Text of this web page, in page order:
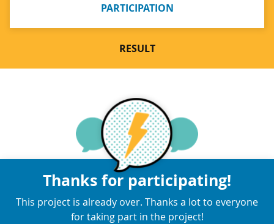
PARTICIPATION
RESULT
Thanks for participating!
This project is already over. Thanks a lot to everyone
for taking part in the project!